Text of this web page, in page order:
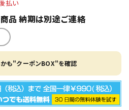
払い
品 納期は別途ご連絡
も"クーポンBOX"を確認